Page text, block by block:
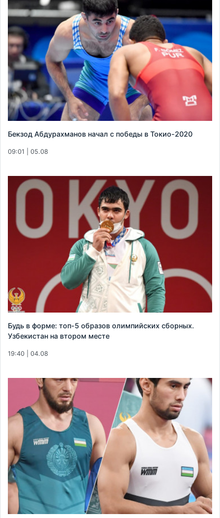
Бекзод Абдурахманов начал с победы в Токио-2020
09:01 | 05.08
Будь в форме: топ-5 образов олимпийских сборных.
Узбекистан на втором месте
19:40 | 04.08